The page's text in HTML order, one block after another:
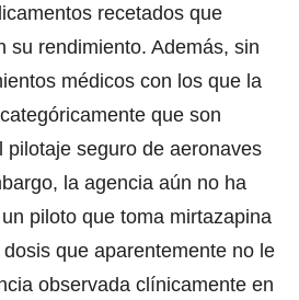
recetados que
su rendimiento. Además, sin
médicos con los que la
que son
pilotaje seguro de aeronaves
la agencia aún no ha
piloto que toma mirtazapina
que aparentemente no le
observada clínicamente en